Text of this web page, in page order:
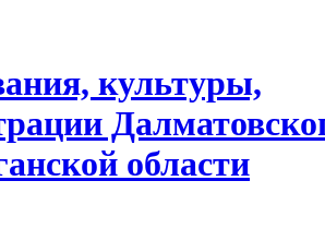
культуры,
области